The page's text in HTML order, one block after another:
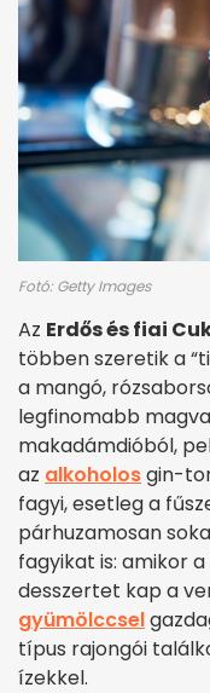
Fotó: Getty Images
Az Erdős és fiai
többen szeretik a
a mangó,
legfinomabb
makadámdióból,
az alkoholosgin-
fagyi, esetleg a
párhuzamosan
fagyikat is: amikor
desszertet kap a
gyümölccsel
típus rajongói
ízekkel.